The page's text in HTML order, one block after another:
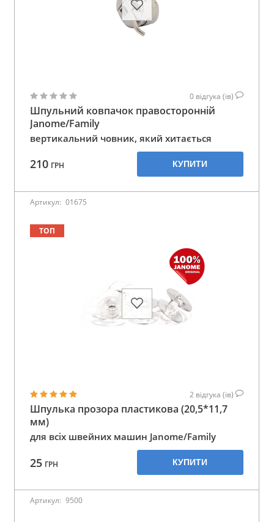
0 відгука (ів)
Шпульний ковпачок правосторонній
Janome/Family
вертикальний човник, який хитається
210 ГРН КУПИТИ
Артикул: 01675
ТОП
2 відгука (ів)
Шпулька прозора пластикова (20,5*11,7
мм)
для всіх швейних машин Janome/Family
25 ГРН КУПИТИ
Артикул: 9500